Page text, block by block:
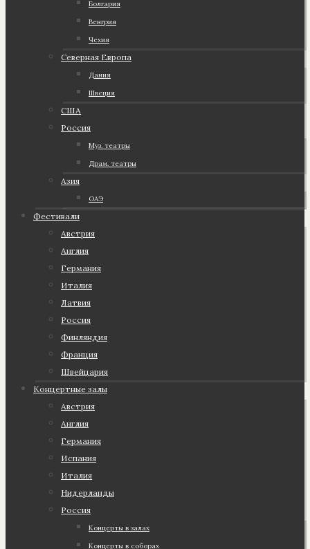
Болгария
Венгрия
Чехия
Северная Европа
Дания
Швеция
США
Россия
Муз. театры
Драм. театры
Азия
ОАЭ
Фестивали
Австрия
Англия
Германия
Италия
Латвия
Россия
Финляндия
Франция
Швейцария
Концертные залы
Австрия
Англия
Германия
Испания
Италия
Нидерланды
Россия
Концерты в залах
Концерты в соборах